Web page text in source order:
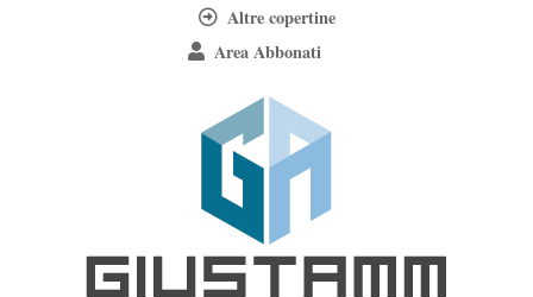
Altre copertine
Area Abbonati